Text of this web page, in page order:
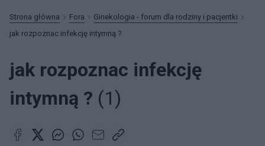
Strona główna Fora
Ginekologia - forum dla rodziny i pacjentki
jak rozpoznac infekcję intymną ?
jak rozpoznac infekcję
intymną ? (1)